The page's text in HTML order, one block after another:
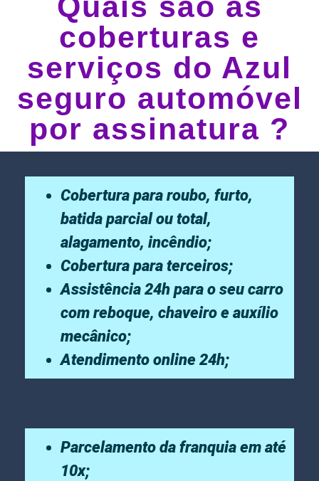
coberturas e
serviços do Azul
seguro automóvel
por assinatura ?
Cobertura para roubo, furto,
batida parcial ou total,
alagamento, incêndio;
Cobertura para terceiros;
Assistência 24h para o seu carro
com reboque, chaveiro e auxílio
mecânico;
Atendimento online 24h;
Parcelamento da franquia em até
10x;